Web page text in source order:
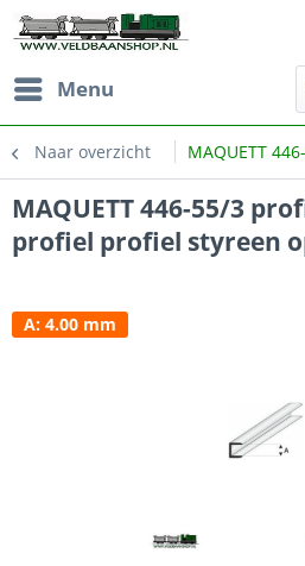
Menu
Naar overzicht MAQUETT
MAQUETT 446-55/3
profiel profiel styreen
A: 4.00 mm